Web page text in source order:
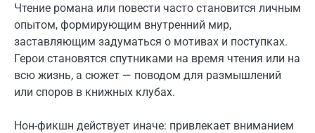
Чтение романа или повести часто становится личным
опытом, формирующим внутренний мир,
заставляющим задуматься о мотивах и поступках.
Герои становятся спутниками на время чтения или на
всю жизнь, а сюжет — поводом для размышлений
или споров в книжных клубах.
Нон-фикшн действует иначе: привлекает вниманием